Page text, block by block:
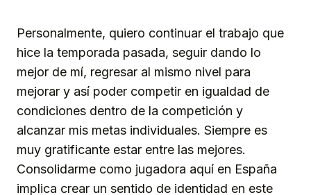
Personalmente, quiero continuar el trabajo que
hice la temporada pasada, seguir dando lo
mejor de mí, regresar al mismo nivel para
mejorar y así poder competir en igualdad de
condiciones dentro de la competición y
alcanzar mis metas individuales. Siempre es
muy gratificante estar entre las mejores.
Consolidarme como jugadora aquí en España
implica crear un sentido de identidad en este